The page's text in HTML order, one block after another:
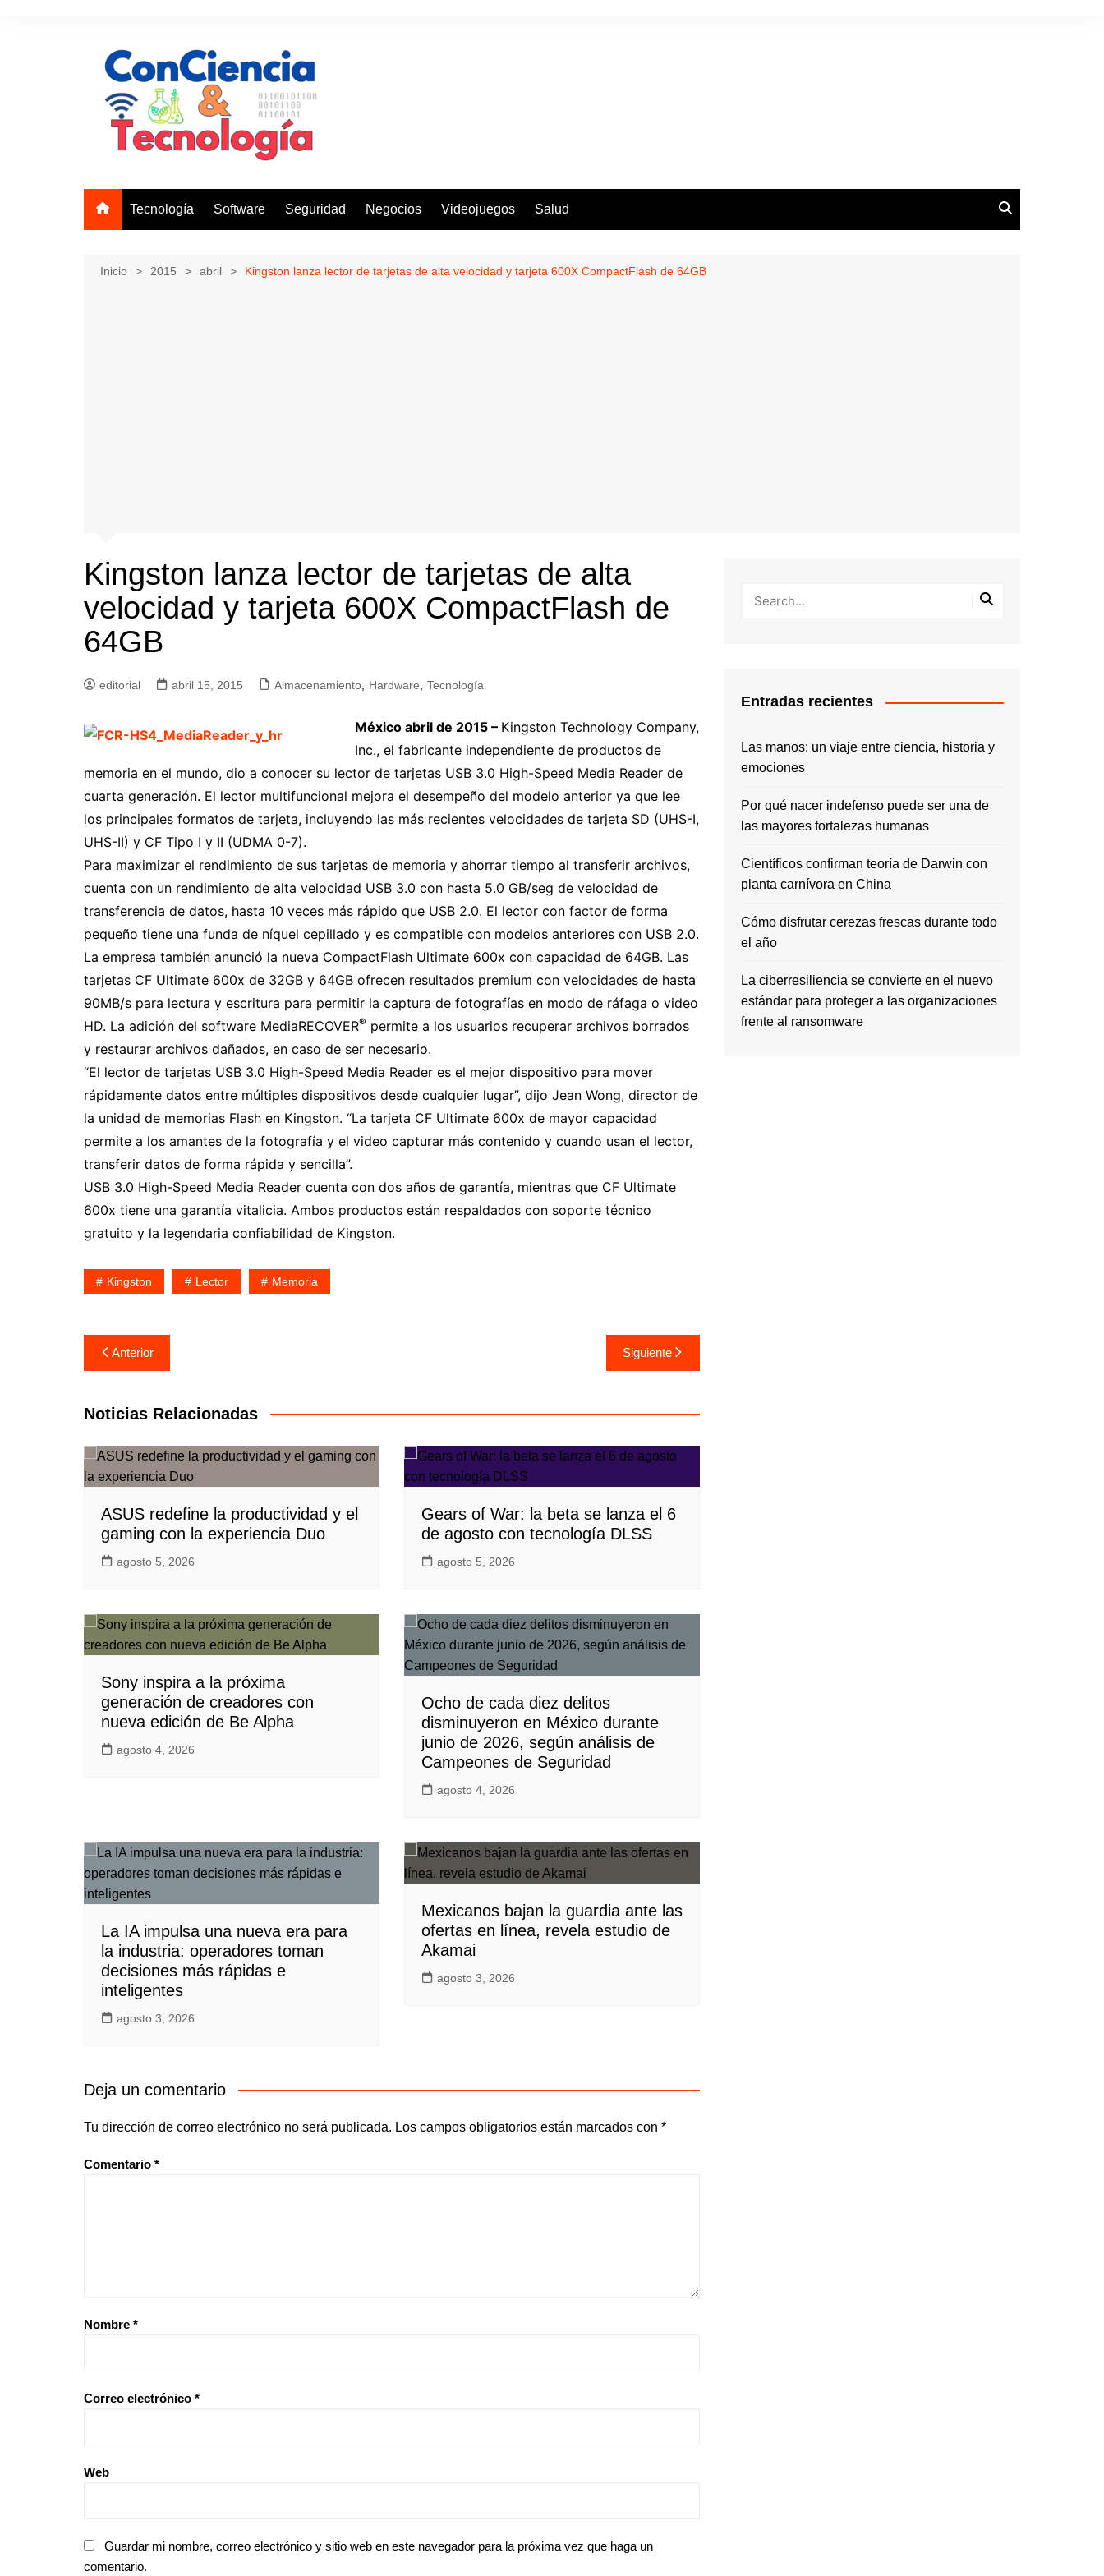
Tecnología Software Seguridad Negocios Videojuegos Salud
Inicio 2015 abril Kingston lanza lector de tarjetas de alta velocidad y tarjeta 600X CompactFlash de 64GB
Kingston lanza lector de tarjetas de alta
velocidad y tarjeta 600X CompactFlash de
64GB
editorial abril 15, 2015 Almacenamiento Hardware Tecnología
México abril de 2015 – Kingston Technology Company,
Inc., el fabricante independiente de productos de
memoria en el mundo, dio a conocer su lector de tarjetas USB 3.0 High-Speed Media Reader de
cuarta generación. El lector multifuncional mejora el desempeño del modelo anterior ya que lee
los principales formatos de tarjeta, incluyendo las más recientes velocidades de tarjeta SD (UHS-I,
UHS-II) y CF Tipo I y II (UDMA 0-7).
Para maximizar el rendimiento de sus tarjetas de memoria y ahorrar tiempo al transferir archivos,
cuenta con un rendimiento de alta velocidad USB 3.0 con hasta 5.0 GB/seg de velocidad de
transferencia de datos, hasta 10 veces más rápido que USB 2.0. El lector con factor de forma
pequeño tiene una funda de níquel cepillado y es compatible con modelos anteriores con USB 2.0.
La empresa también anunció la nueva CompactFlash Ultimate 600x con capacidad de 64GB. Las
tarjetas CF Ultimate 600x de 32GB y 64GB ofrecen resultados premium con velocidades de hasta
90MB/s para lectura y escritura para permitir la captura de fotografías en modo de ráfaga o video
HD. La adición del software MediaRECOVER® permite a los usuarios recuperar archivos borrados
y restaurar archivos dañados, en caso de ser necesario.
“El lector de tarjetas USB 3.0 High-Speed Media Reader es el mejor dispositivo para mover
rápidamente datos entre múltiples dispositivos desde cualquier lugar”, dijo Jean Wong, director de
la unidad de memorias Flash en Kingston. “La tarjeta CF Ultimate 600x de mayor capacidad
permite a los amantes de la fotografía y el video capturar más contenido y cuando usan el lector,
transferir datos de forma rápida y sencilla”.
USB 3.0 High-Speed Media Reader cuenta con dos años de garantía, mientras que CF Ultimate
600x tiene una garantía vitalicia. Ambos productos están respaldados con soporte técnico
gratuito y la legendaria confiabilidad de Kingston.
Kingston Lector Memoria
Navegación
de
entradas
Anterior Siguiente
Noticias Relacionadas
ASUS redefine la productividad y el
gaming con la experiencia Duo
agosto 5, 2026
Gears of War: la beta se lanza el 6
de agosto con tecnología DLSS
agosto 5, 2026
Sony inspira a la próxima
generación de creadores con
nueva edición de Be Alpha
agosto 4, 2026
Ocho de cada diez delitos
disminuyeron en México durante
junio de 2026, según análisis de
Campeones de Seguridad
agosto 4, 2026
La IA impulsa una nueva era para
la industria: operadores toman
decisiones más rápidas e
inteligentes
agosto 3, 2026
Mexicanos bajan la guardia ante las
ofertas en línea, revela estudio de
Akamai
agosto 3, 2026
Deja un comentario
Tu dirección de correo electrónico no será publicada. Los campos obligatorios están marcados con *
Comentario *
Nombre *
Correo electrónico *
Web
Guardar mi nombre, correo electrónico y sitio web en este navegador para la próxima vez que haga un
comentario.
Entradas recientes
Las manos: un viaje entre ciencia, historia y
emociones
Por qué nacer indefenso puede ser una de
las mayores fortalezas humanas
Científicos confirman teoría de Darwin con
planta carnívora en China
Cómo disfrutar cerezas frescas durante todo
el año
La ciberresiliencia se convierte en el nuevo
estándar para proteger a las organizaciones
frente al ransomware